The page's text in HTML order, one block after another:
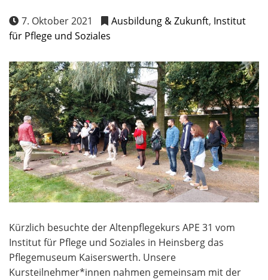
7. Oktober 2021 Ausbildung & Zukunft, Institut
für Pflege und Soziales
Kürzlich besuchte der Altenpflegekurs APE 31 vom
Institut für Pflege und Soziales in Heinsberg das
Pflegemuseum Kaiserswerth. Unsere
Kursteilnehmer*innen nahmen gemeinsam mit der